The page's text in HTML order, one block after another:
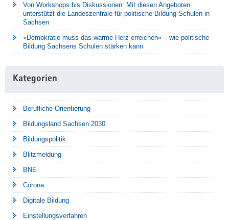
Von Workshops bis Diskussionen: Mit diesen Angeboten
unterstützt die Landeszentrale für politische Bildung Schulen in
Sachsen
»Demokratie muss das warme Herz erreichen« – wie politische
Bildung Sachsens Schulen stärken kann
Kategorien
Berufliche Orientierung
Bildungsland Sachsen 2030
Bildungspolitik
Blitzmeldung
BNE
Corona
Digitale Bildung
Einstellungsverfahren